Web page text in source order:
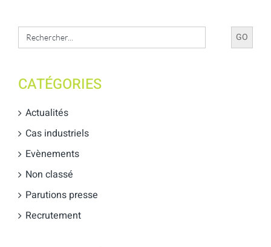
Search
for:
CATÉGORIES
Actualités
Cas industriels
Evènements
Non classé
Parutions presse
Recrutement